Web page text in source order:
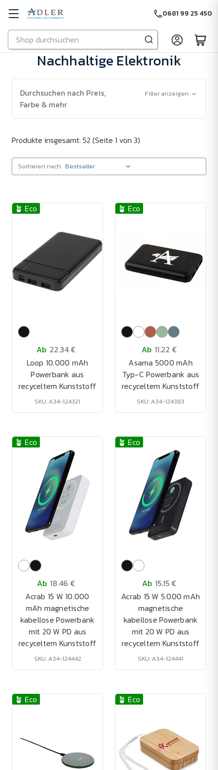
Zu Hauptinhalt springen
Suchen
0681 99 25 450
Nachhaltige Elektronik
Durchsuchen nach Preis,
Farbe & mehr
Filter anzeigen
Produkte insgesamt: 52 (Seite 1 von 3)
Sortieren nach:
🪴 Eco
Ab 22.34 €
Loop 10.000 mAh
Powerbank aus
recyceltem Kunststoff
SKU: A34-124321
🪴 Eco
Ab 11.22 €
Asama 5000 mAh
Typ-C Powerbank aus
recyceltem Kunststoff
SKU: A34-124383
🪴 Eco
Ab 18.46 €
Acrab 15 W 10.000
mAh magnetische
kabellose Powerbank
mit 20 W PD aus
recyceltem Kunststoff
SKU: A34-124442
🪴 Eco
Ab 15.15 €
Acrab 15 W 5.000 mAh
magnetische
kabellose Powerbank
mit 20 W PD aus
recyceltem Kunststoff
SKU: A34-124441
🪴 Eco 🪴 Eco